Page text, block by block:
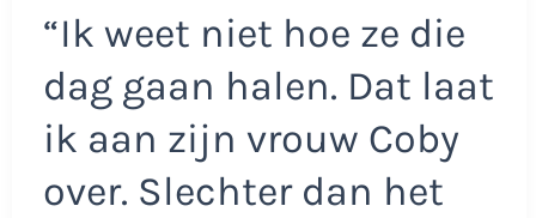
“Ik weet niet hoe ze die
dag gaan halen. Dat laat
ik aan zijn vrouw Coby
over. Slechter dan het